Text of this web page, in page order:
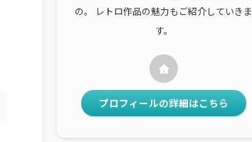
の。 レトロ作品の魅力もご紹介していきま
す。
プロフィールの詳細はこちら